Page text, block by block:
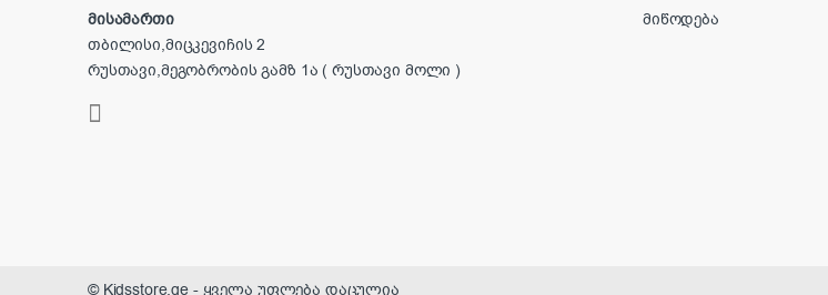
მისამართი
თბილისი,მიცკევიჩის 2
რუსთავი,მეგობრობის გამზ 1ა ( რუსთავი მოლი )
მიწოდება
© Kidsstore.ge - ყველა უფლება დაცულია